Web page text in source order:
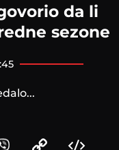
da li
sezone